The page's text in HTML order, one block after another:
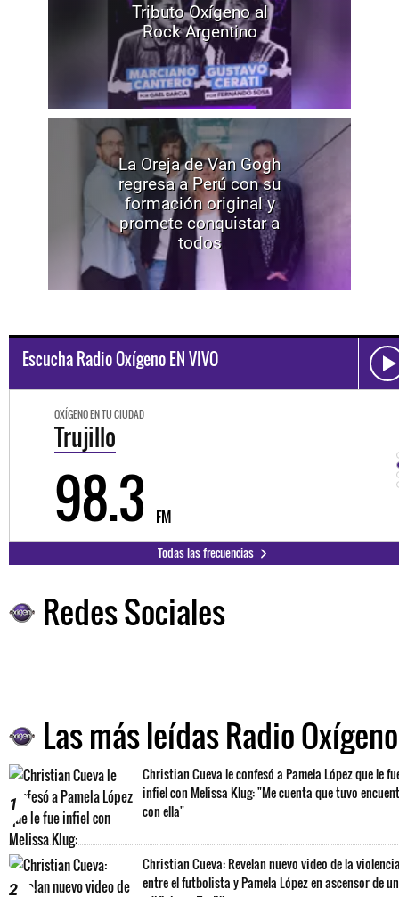
Tributo Oxígeno al
Rock Argentino
La Oreja de Van Gogh
regresa a Perú con su
formación original y
promete conquistar a
todos
Escucha Radio Oxígeno EN VIVO
OXÍGENO EN TU CIUDAD
Trujillo
98.3 FM
Todas las frecuencias
Redes Sociales
Las más leídas Radio Oxígeno
1
Christian Cueva le confesó a Pamela López que le
infiel con Melissa Klug: "Me cuenta que tuvo
con ella"
2
Christian Cueva: Revelan nuevo video de la
entre el futbolista y Pamela López en ascensor de un